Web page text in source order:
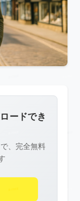
ードでき
、完全無料